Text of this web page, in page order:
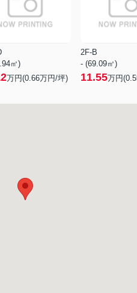
㎡)
万円(0.66万円/坪)
2F-B
- (69.09㎡)
11.55万円(